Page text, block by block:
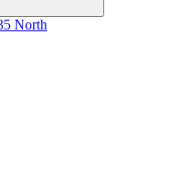
North